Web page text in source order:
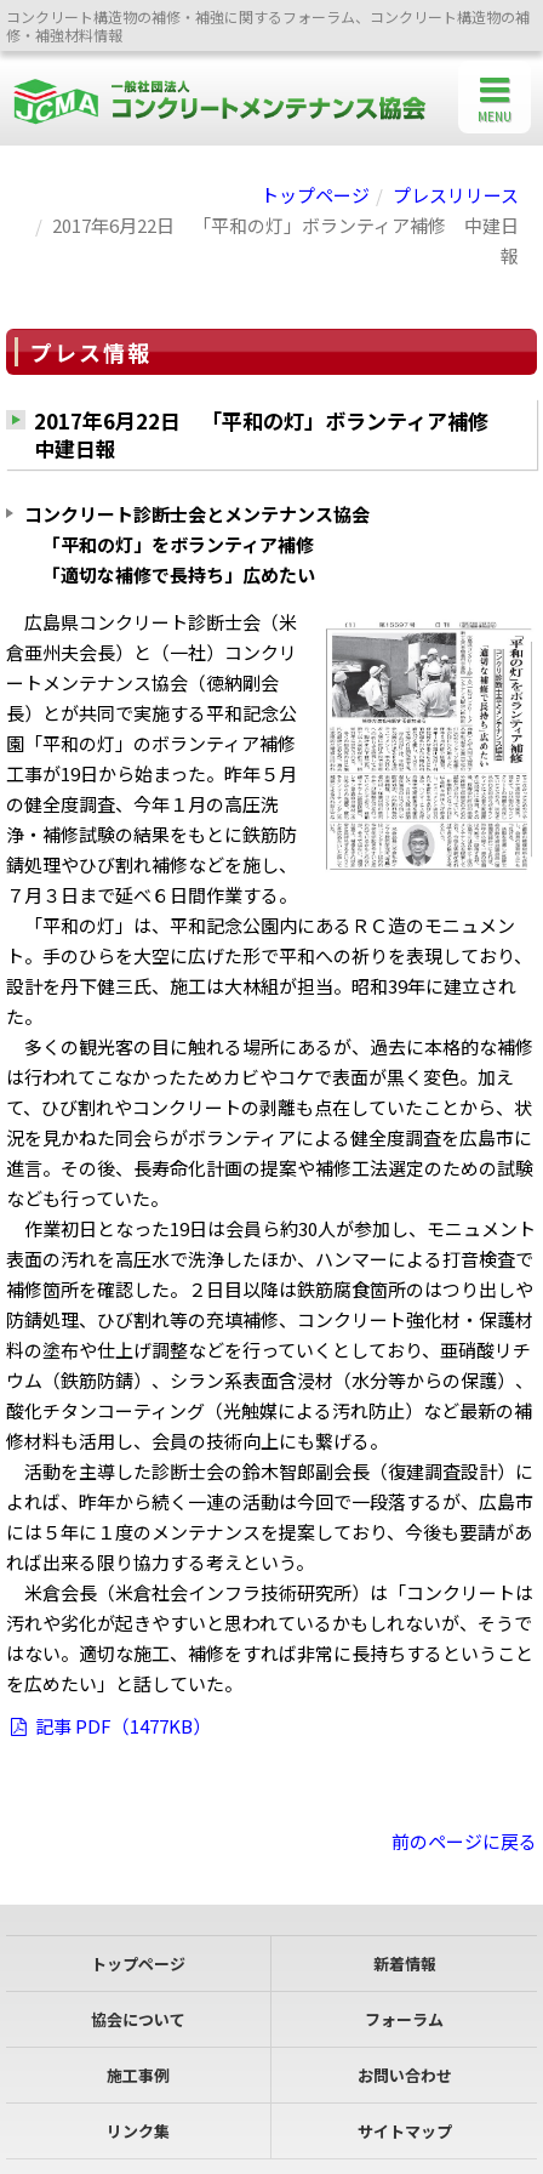
コンクリート構造物の補修・補強に関するフォーラム、コンクリート構造物の補
修・補強材料情報
トップページ
プレスリリース
2017年6月22日 「平和の灯」ボランティア補修 中建日
報
プレス情報
2017年6月22日 「平和の灯」ボランティア補修
中建日報
コンクリート診断士会とメンテナンス協会
「平和の灯」をボランティア補修
「適切な補修で長持ち」広めたい
広島県コンクリート診断士会（米
倉亜州夫会長）と（一社）コンクリ
ートメンテナンス協会（徳納剛会
長）とが共同で実施する平和記念公
園「平和の灯」のボランティア補修
工事が19日から始まった。昨年５月
の健全度調査、今年１月の高圧洗
浄・補修試験の結果をもとに鉄筋防
錆処理やひび割れ補修などを施し、
７月３日まで延べ６日間作業する。
「平和の灯」は、平和記念公園内にあるＲＣ造のモニュメン
ト。手のひらを大空に広げた形で平和への祈りを表現しており、
設計を丹下健三氏、施工は大林組が担当。昭和39年に建立され
た。
多くの観光客の目に触れる場所にあるが、過去に本格的な補修
は行われてこなかったためカビやコケで表面が黒く変色。加え
て、ひび割れやコンクリートの剥離も点在していたことから、状
況を見かねた同会らがボランティアによる健全度調査を広島市に
進言。その後、長寿命化計画の提案や補修工法選定のための試験
なども行っていた。
作業初日となった19日は会員ら約30人が参加し、モニュメント
表面の汚れを高圧水で洗浄したほか、ハンマーによる打音検査で
補修箇所を確認した。２日目以降は鉄筋腐食箇所のはつり出しや
防錆処理、ひび割れ等の充填補修、コンクリート強化材・保護材
料の塗布や仕上げ調整などを行っていくとしており、亜硝酸リチ
ウム（鉄筋防錆）、シラン系表面含浸材（水分等からの保護）、
酸化チタンコーティング（光触媒による汚れ防止）など最新の補
修材料も活用し、会員の技術向上にも繋げる。
活動を主導した診断士会の鈴木智郎副会長（復建調査設計）に
よれば、昨年から続く一連の活動は今回で一段落するが、広島市
には５年に１度のメンテナンスを提案しており、今後も要請があ
れば出来る限り協力する考えという。
米倉会長（米倉社会インフラ技術研究所）は「コンクリートは
汚れや劣化が起きやすいと思われているかもしれないが、そうで
はない。適切な施工、補修をすれば非常に長持ちするということ
を広めたい」と話していた。
記事 PDF（1477KB）
前のページに戻る
トップページ 新着情報
協会について フォーラム
施工事例 お問い合わせ
リンク集 サイトマップ
MENU